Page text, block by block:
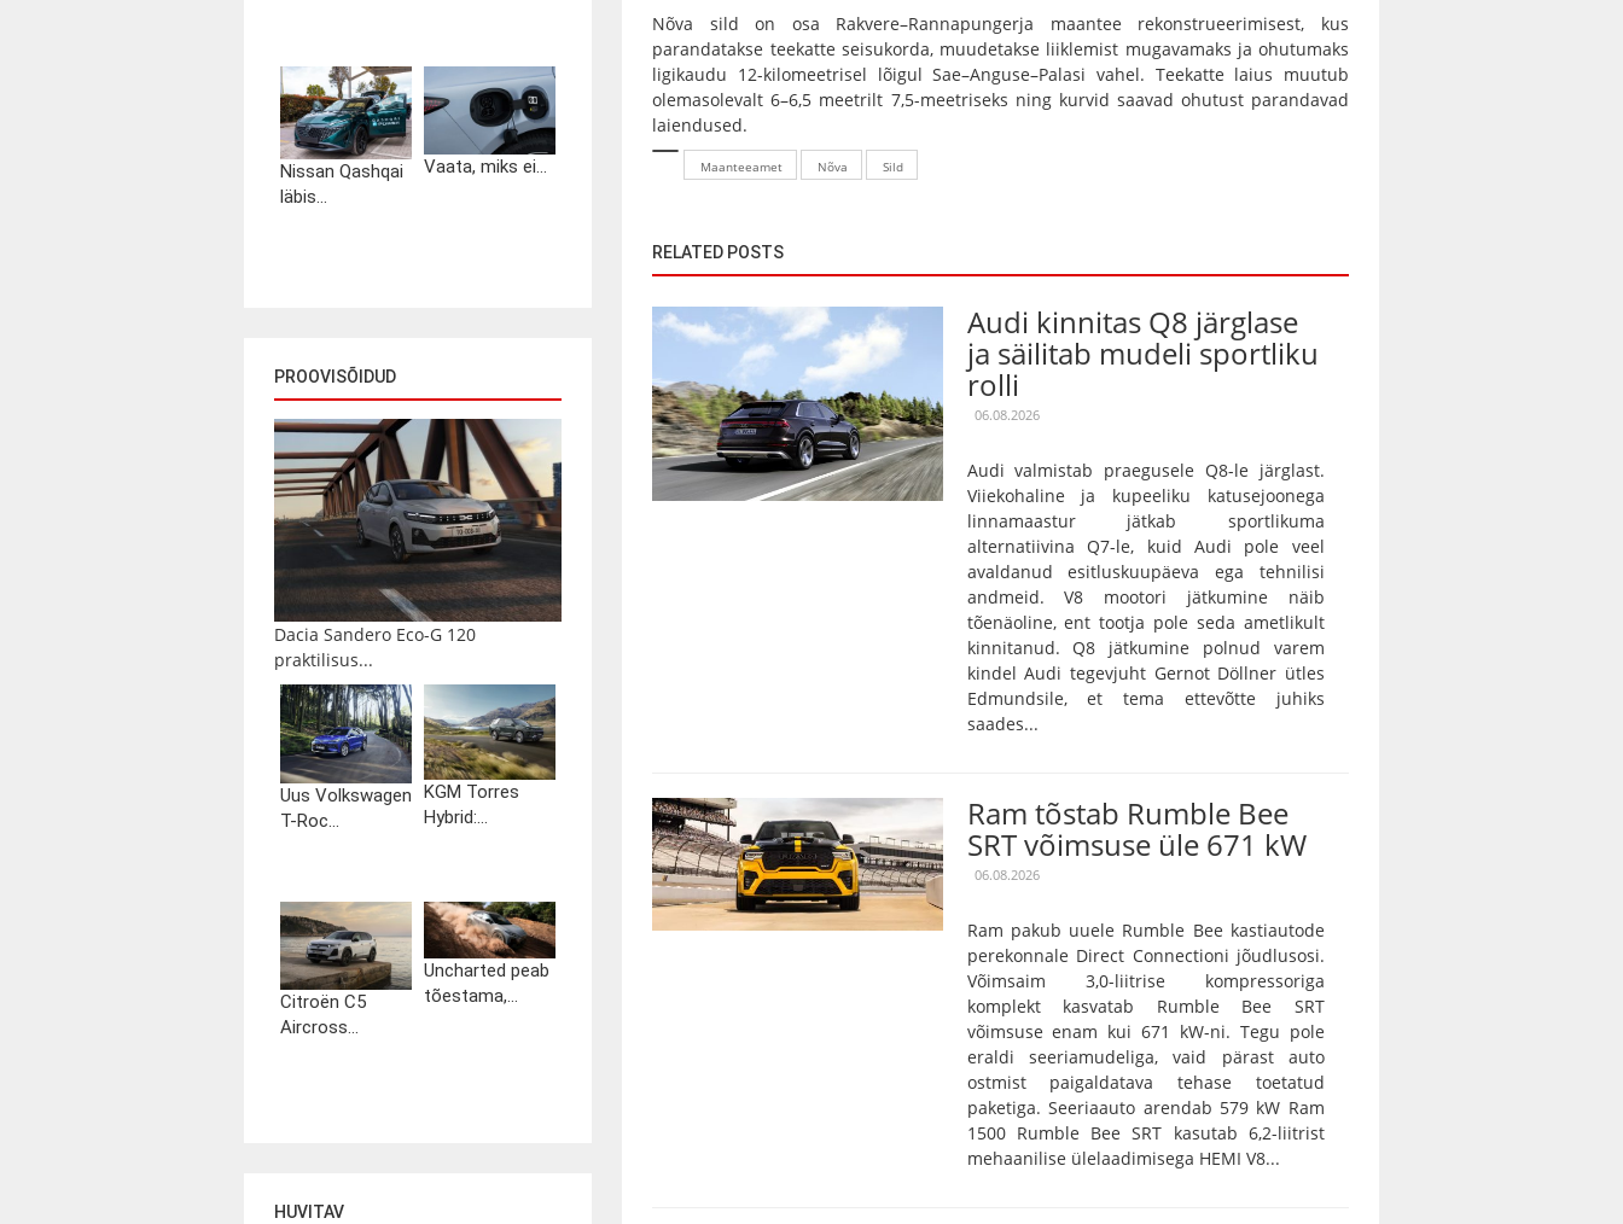
Nissan Qashqai
läbis...
Vaata, miks ei...
PROOVISÕIDUD
Dacia Sandero Eco-G 120
praktilisus...
Uus Volkswagen
T-Roc...
KGM Torres
Hybrid:...
Citroën C5
Aircross...
Uncharted peab
tõestama,...
HUVITAV
Nõva sild on osa Rakvere–Rannapungerja maantee rekonstrueerimisest, kus
parandatakse teekatte seisukorda, muudetakse liiklemist mugavamaks ja ohutumaks
ligikaudu 12-kilomeetrisel lõigul Sae–Anguse–Palasi vahel. Teekatte laius muutub
olemasolevalt 6–6,5 meetrilt 7,5-meetriseks ning kurvid saavad ohutust parandavad
laiendused.
Maanteeamet Nõva Sild
RELATED POSTS
Audi kinnitas Q8 järglase
ja säilitab mudeli sportliku
rolli
06.08.2026
Audi valmistab praegusele Q8-le järglast.
Viiekohaline ja kupeeliku katusejoonega
linnamaastur jätkab sportlikuma
alternatiivina Q7-le, kuid Audi pole veel
avaldanud esitluskuupäeva ega tehnilisi
andmeid. V8 mootori jätkumine näib
tõenäoline, ent tootja pole seda ametlikult
kinnitanud. Q8 jätkumine polnud varem
kindel Audi tegevjuht Gernot Döllner ütles
Edmundsile, et tema ettevõtte juhiks
saades...
Ram tõstab Rumble Bee
SRT võimsuse üle 671 kW
06.08.2026
Ram pakub uuele Rumble Bee kastiautode
perekonnale Direct Connectioni jõudlusosi.
Võimsaim 3,0-liitrise kompressoriga
komplekt kasvatab Rumble Bee SRT
võimsuse enam kui 671 kW-ni. Tegu pole
eraldi seeriamudeliga, vaid pärast auto
ostmist paigaldatava tehase toetatud
paketiga. Seeriaauto arendab 579 kW Ram
1500 Rumble Bee SRT kasutab 6,2-liitrist
mehaanilise ülelaadimisega HEMI V8...